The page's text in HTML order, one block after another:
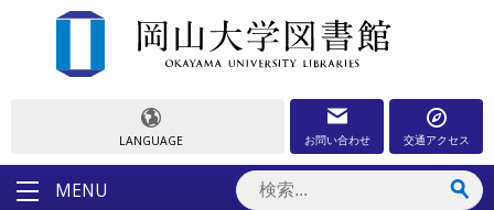
LANGUAGE お問い合わせ 交通アクセス
MENU